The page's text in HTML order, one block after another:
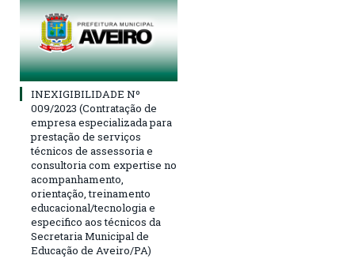
INEXIGIBILIDADE Nº
009/2023 (Contratação de
empresa especializada para
prestação de serviços
técnicos de assessoria e
consultoria com expertise no
acompanhamento,
orientação, treinamento
educacional/tecnologia e
especifico aos técnicos da
Secretaria Municipal de
Educação de Aveiro/PA)